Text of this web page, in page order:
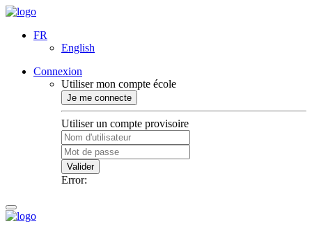
FR
English
Connexion
Utiliser mon compte école
Je me connecte
Utiliser un compte provisoire
Valider
Error: